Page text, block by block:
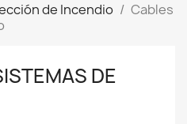
de Incendio
Cables
DE